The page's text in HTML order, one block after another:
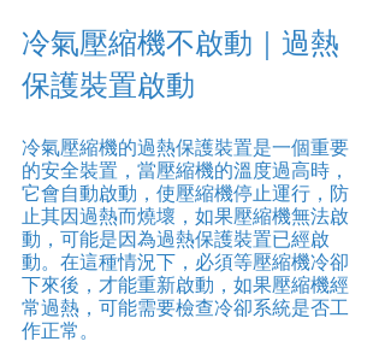
冷氣壓縮機不啟動｜過熱
保護裝置啟動
冷氣壓縮機的過熱保護裝置是一個重要
的安全裝置，當壓縮機的溫度過高時，
它會自動啟動，使壓縮機停止運行，防
止其因過熱而燒壞，如果壓縮機無法啟
動，可能是因為過熱保護裝置已經啟
動。在這種情況下，必須等壓縮機冷卻
下來後，才能重新啟動，如果壓縮機經
常過熱，可能需要檢查冷卻系統是否工
作正常。